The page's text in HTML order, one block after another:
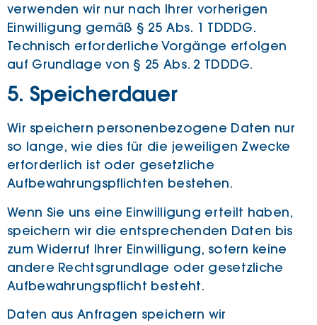
verwenden wir nur nach Ihrer vorherigen
Einwilligung gemäß § 25 Abs. 1 TDDDG.
Technisch erforderliche Vorgänge erfolgen
auf Grundlage von § 25 Abs. 2 TDDDG.
5. Speicherdauer
Wir speichern personenbezogene Daten nur
so lange, wie dies für die jeweiligen Zwecke
erforderlich ist oder gesetzliche
Aufbewahrungspflichten bestehen.
Wenn Sie uns eine Einwilligung erteilt haben,
speichern wir die entsprechenden Daten bis
zum Widerruf Ihrer Einwilligung, sofern keine
andere Rechtsgrundlage oder gesetzliche
Aufbewahrungspflicht besteht.
Daten aus Anfragen speichern wir